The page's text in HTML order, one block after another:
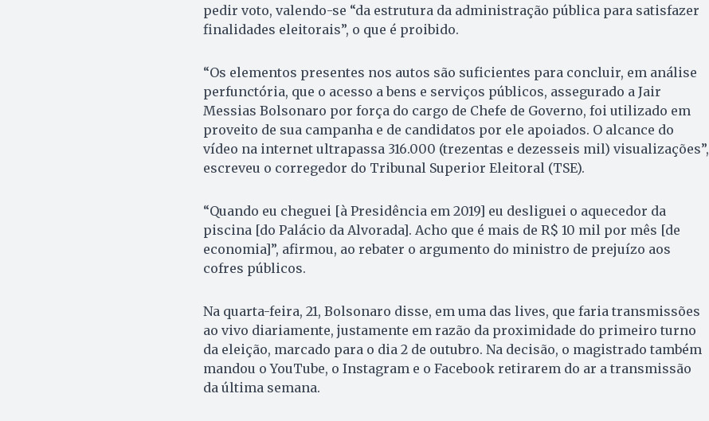
pedir voto, valendo-se “da estrutura da administração pública para satisfazer
finalidades eleitorais”, o que é proibido.
“Os elementos presentes nos autos são suficientes para concluir, em análise
perfunctória, que o acesso a bens e serviços públicos, assegurado a Jair
Messias Bolsonaro por força do cargo de Chefe de Governo, foi utilizado em
proveito de sua campanha e de candidatos por ele apoiados. O alcance do
vídeo na internet ultrapassa 316.000 (trezentas e dezesseis mil) visualizações”,
escreveu o corregedor do Tribunal Superior Eleitoral (TSE).
“Quando eu cheguei [à Presidência em 2019] eu desliguei o aquecedor da
piscina [do Palácio da Alvorada]. Acho que é mais de R$ 10 mil por mês [de
economia]”, afirmou, ao rebater o argumento do ministro de prejuízo aos
cofres públicos.
Na quarta-feira, 21, Bolsonaro disse, em uma das lives, que faria transmissões
ao vivo diariamente, justamente em razão da proximidade do primeiro turno
da eleição, marcado para o dia 2 de outubro. Na decisão, o magistrado também
mandou o YouTube, o Instagram e o Facebook retirarem do ar a transmissão
da última semana.